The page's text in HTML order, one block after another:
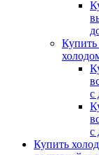
Купить
с
с
Купить